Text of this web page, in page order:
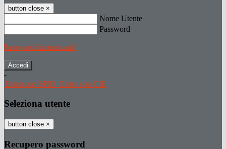
button close ×
Nome Utente
Password
Password dimenticata?
-
Entra con SPID Entra con CIE
Seleziona utente
button close ×
Recupero password